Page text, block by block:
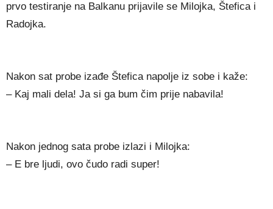
prvo testiranje na Balkanu prijavile se Milojka, Štefica i
Radojka.
Nakon sat probe izađe Štefica napolje iz sobe i kaže:
– Kaj mali dela! Ja si ga bum čim prije nabavila!
Nakon jednog sata probe izlazi i Milojka:
– E bre ljudi, ovo čudo radi super!